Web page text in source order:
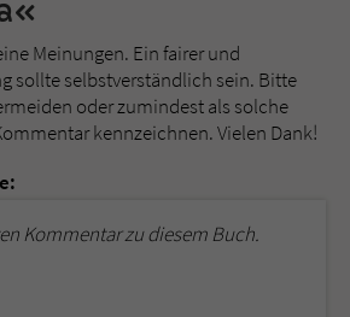
Meinungen. Ein fairer und
sollte selbstverständlich sein. Bitte
oder zumindest als solche
kennzeichnen. Vielen Dank!
Kommentar zu diesem Buch.